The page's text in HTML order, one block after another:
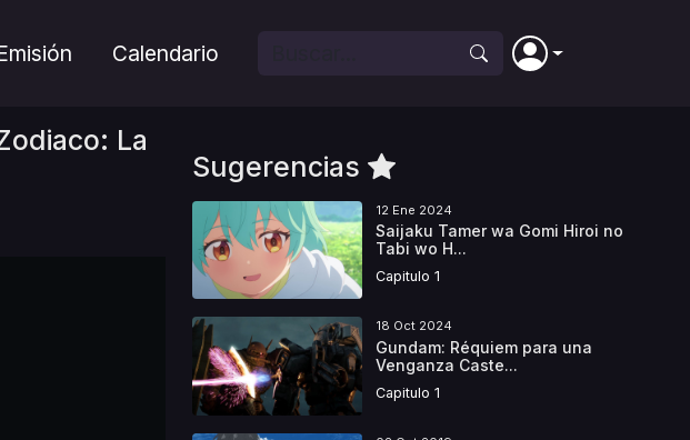
Calendario
La
Sugerencias
12 Ene 2024
Saijaku Tamer wa Gomi Hiroi no
Tabi wo H...
Capitulo 1
18 Oct 2024
Gundam: Réquiem para una
Venganza Caste...
Capitulo 1